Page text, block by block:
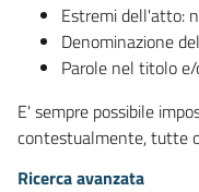
Estremi dell'atto:
Denominazione
Parole nel titolo
E' sempre possibile
contestualmente, tutte
Ricerca avanzata